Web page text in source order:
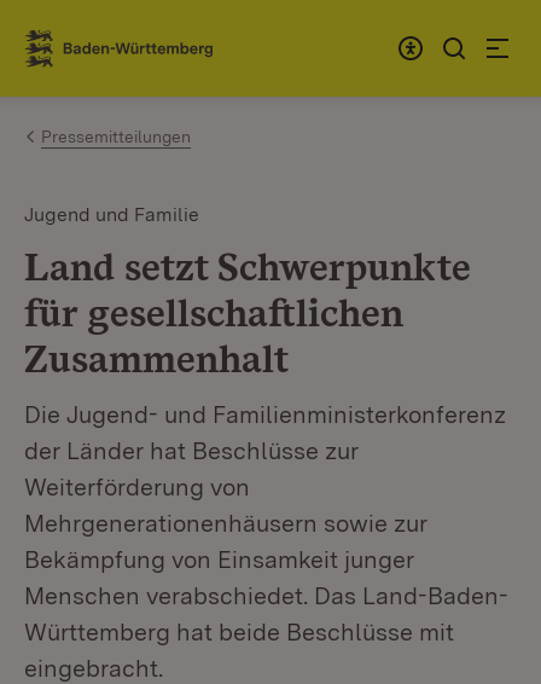
Zum Inhalt springen
Link zur Startseite
Pressemitteilungen
Jugend und Familie
Land setzt Schwerpunkte
für gesellschaftlichen
Zusammenhalt
Die Jugend- und Familienministerkonferenz
der Länder hat Beschlüsse zur
Weiterförderung von
Mehrgenerationenhäusern sowie zur
Bekämpfung von Einsamkeit junger
Menschen verabschiedet. Das Land-Baden-
Württemberg hat beide Beschlüsse mit
eingebracht.